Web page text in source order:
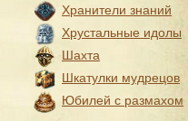
Хранители знаний
Хрустальные идолы
Шахта
Шкатулки мудрецов
Юбилей с размахом